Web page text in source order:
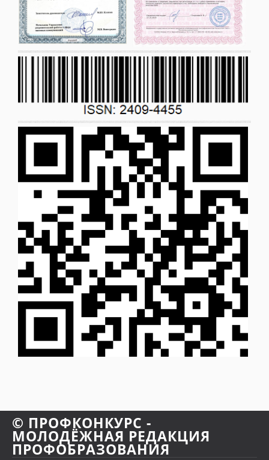
© ПРОФКОНКУРС -
МОЛОДЁЖНАЯ РЕДАКЦИЯ
ПРОФОБРАЗОВАНИЯ